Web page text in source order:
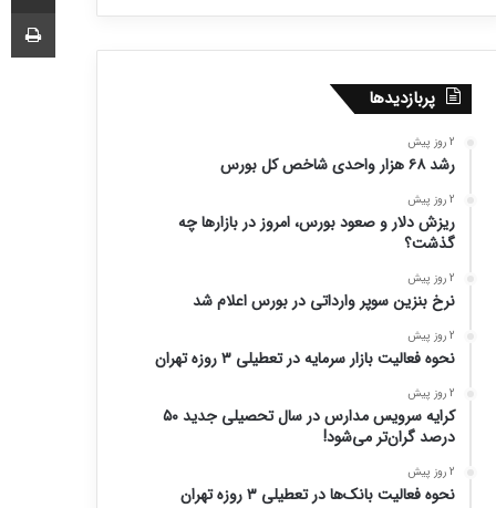
پربازدیدها
2 روز پیش
رشد ۶۸ هزار واحدی شاخص کل بورس
2 روز پیش
ریزش دلار و صعود بورس، امروز در بازارها چه
گذشت؟
2 روز پیش
نرخ بنزین سوپر وارداتی در بورس اعلام شد
2 روز پیش
نحوه فعالیت بازار سرمایه در تعطیلی ۳ روزه تهران
2 روز پیش
کرایه سرویس مدارس در سال تحصیلی جدید ۵۰
درصد گران‌تر می‌شود!
2 روز پیش
نحوه فعالیت بانک‌ها در تعطیلی ۳ روزه تهران